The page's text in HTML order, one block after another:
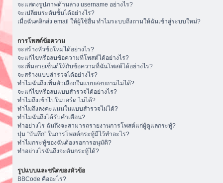
จะแสดงรูปภาพด้านล่าง username อย่างไร?
จะเปลี่ยนระดับขั้นได้อย่างไร?
เมื่อฉันคลิกส่ง email ให้ผู้ใช้อื่น ทำไมระบบถึงถามให้ฉันเข้าสู่ระบบใหม่?
การโพสต์ข้อความ
จะสร้างหัวข้อใหม่ได้อย่างไร?
จะแก้ไขหรือลบข้อความที่โพสต์ได้อย่างไร?
จะเพิ่มลายเซ็นต์ให้กับข้อความที่ฉันโพสต์ได้อย่างไร?
จะสร้างแบบสำรวจได้อย่างไร?
ทำไมฉันถึงเพิ่มตัวเลือกในแบบสอบถามไม่ได้?
จะแก้ไขหรือลบแบบสำรวจได้อย่างไร?
ทำไมถึงเข้าไปในบอร์ด ไม่ได้?
ทำไมถึงลงคะแนนในแบบสำรวจไม่ได้?
ทำไมฉันถึงได้รับคำเตือน?
ทำอย่างไร ฉันถึงจะสามารถรายงานการโพสต์แก่ผู้ดูแลกระทู้?
ปุ่ม “บันทึก” ในการโพสต์กระทู้มีไว้ทำอะไร?
ทำไมกระทู้ของฉันต้องรอการอนุมัติ?
ทำอย่างไรฉันถึงจะดันกระทู้ได้?
รูปแบบและชนิดของหัวข้อ
BBCode คืออะไร?